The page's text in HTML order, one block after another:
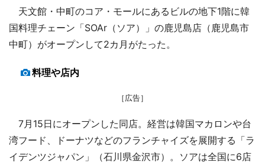
天文館・中町のコア・モールにあるビルの地下1階に韓
国料理チェーン「SOAr（ソア）」の鹿児島店（鹿児島市
中町）がオープンして2カ月がたった。
料理や店内
［広告］
7月15日にオープンした同店。経営は韓国マカロンや台
湾フード、ドーナツなどのフランチャイズを展開する「ラ
イデンツジャパン」（石川県金沢市）。ソアは全国に6店